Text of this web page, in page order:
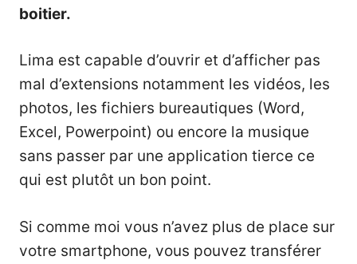
boitier.
Lima est capable d’ouvrir et d’afficher pas
mal d’extensions notamment les vidéos, les
photos, les fichiers bureautiques (Word,
Excel, Powerpoint) ou encore la musique
sans passer par une application tierce ce
qui est plutôt un bon point.
Si comme moi vous n’avez plus de place sur
votre smartphone, vous pouvez transférer